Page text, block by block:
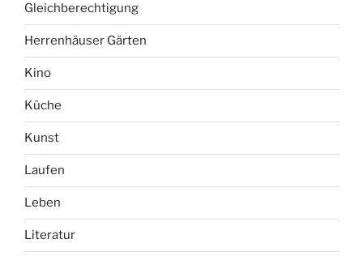
Gleichberechtigung
Herrenhäuser Gärten
Kino
Küche
Kunst
Laufen
Leben
Literatur